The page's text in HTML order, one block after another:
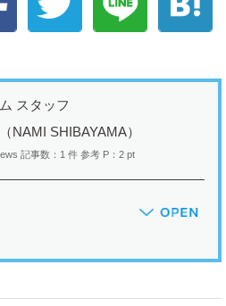
スタッフ
（NAMI SHIBAYAMA）
記事数：1 件 参考 P：2 pt